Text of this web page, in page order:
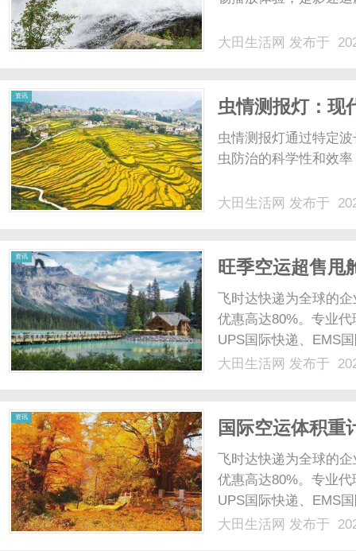
大田生活网 发布于
资讯
虫情测报灯：现
虫情测报灯通过特定
虫防治的科学性和效
大田生活网 发布于
资讯
旺季空运超售甩
递_上飞时达快
飞时达快递为全球的
优惠高达80%。专业
UPS国际快递、EMS
业务。欧洲.美洲.非洲
大田生活网 发布于
资讯
国际空运体积重
递_上飞时达快
飞时达快递为全球的
优惠高达80%。专业
UPS国际快递、EMS
业务。欧洲.美洲.非洲
大田生活网 发布于